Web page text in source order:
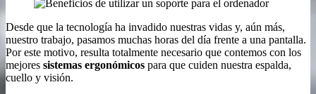
Desde que la tecnología ha invadido nuestras vidas y, aún más,
nuestro trabajo, pasamos muchas horas del día frente a una pantalla.
Por este motivo, resulta totalmente necesario que contemos con los
mejores sistemas ergonómicos para que cuiden nuestra espalda,
cuello y visión.